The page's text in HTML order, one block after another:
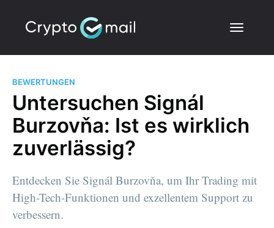
BEWERTUNGEN
Untersuchen Signál
Burzovňa: Ist es wirklich
zuverlässig?
Entdecken Sie Signál Burzovňa, um Ihr Trading mit
High-Tech-Funktionen und exzellentem Support zu
verbessern.